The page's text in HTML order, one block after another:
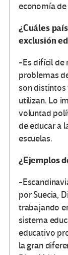
economía de
¿Cuáles
exclusión
-Es difícil de
problemas
son distintos
utilizan. Lo
voluntad
de educar a
escuelas.
¿Ejemplos
-
por Suecia,
trabajando
sistema
educativo
la gran